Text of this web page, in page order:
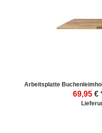
Arbeitsplatte
69,95 €